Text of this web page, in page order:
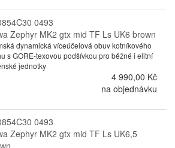
0493
Zephyr MK2 gtx mid TF Ls UK6 brown
dynamická víceúčelová obuv kotníkového
s GORE-texovou podšívkou pro běžné i elitní
jednotky
4 990,00 Kč
na objednávku
0493
Zephyr MK2 gtx mid TF Ls UK6,5